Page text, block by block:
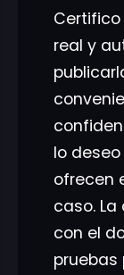
real y
lo
ofrecen
caso.
con el
pruebas